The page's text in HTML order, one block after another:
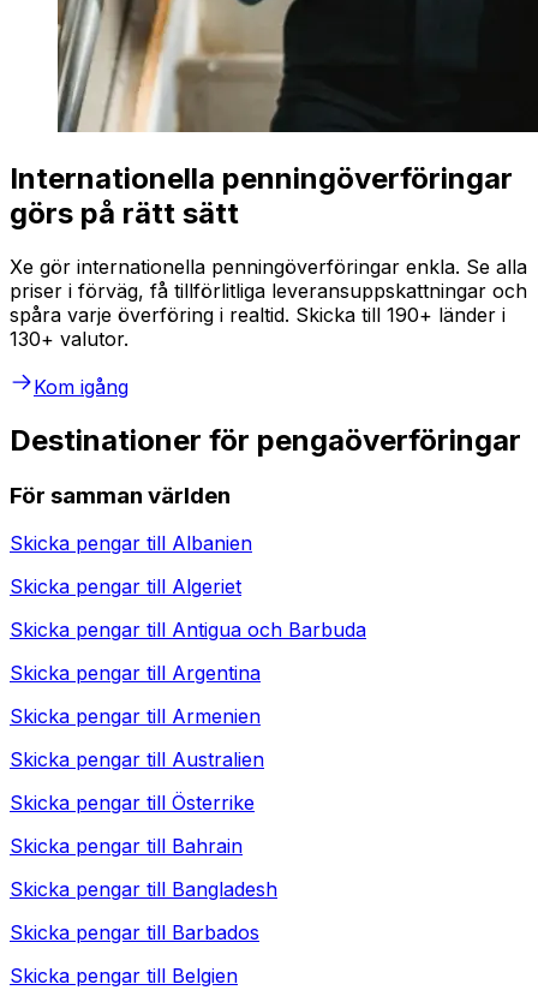
Internationella penningöverföringar
görs på rätt sätt
Xe gör internationella penningöverföringar enkla. Se alla
priser i förväg, få tillförlitliga leveransuppskattningar och
spåra varje överföring i realtid. Skicka till 190+ länder i
130+ valutor.
Kom igång
Destinationer för pengaöverföringar
För samman världen
Skicka pengar till Albanien
Skicka pengar till Algeriet
Skicka pengar till Antigua och Barbuda
Skicka pengar till Argentina
Skicka pengar till Armenien
Skicka pengar till Australien
Skicka pengar till Österrike
Skicka pengar till Bahrain
Skicka pengar till Bangladesh
Skicka pengar till Barbados
Skicka pengar till Belgien